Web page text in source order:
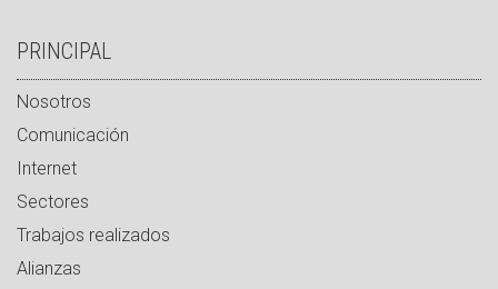
PRINCIPAL
Nosotros
Comunicación
Internet
Sectores
Trabajos realizados
Alianzas